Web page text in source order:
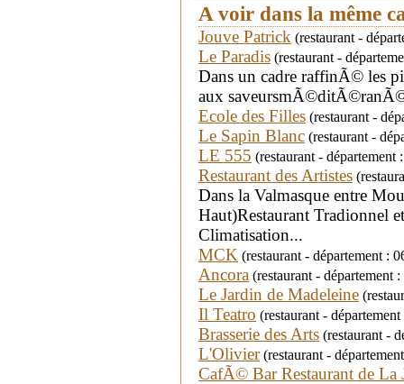
A voir dans la même
Jouve Patrick (restaurant -
Le Paradis (restaurant -
Dans un cadre raffinÃ© les
aux
Ecole des Filles (restaurant -
Le Sapin Blanc (restaurant -
LE 555 (restaurant -
Restaurant des Artistes
Dans la Valmasque entre
Haut)Restaurant Tradionnel
Climatisation...
MCK (restaurant - département
Ancora (restaurant -
Le Jardin de Madeleine
Il Teatro (restaurant -
Brasserie des Arts (restaurant -
L'Olivier(restaurant -
CafÃ© Bar Restaurant de La